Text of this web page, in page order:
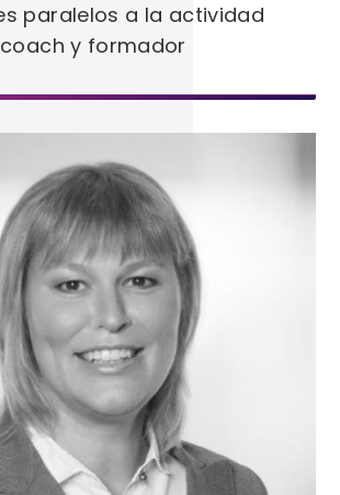
paralelos a la actividad
y formador